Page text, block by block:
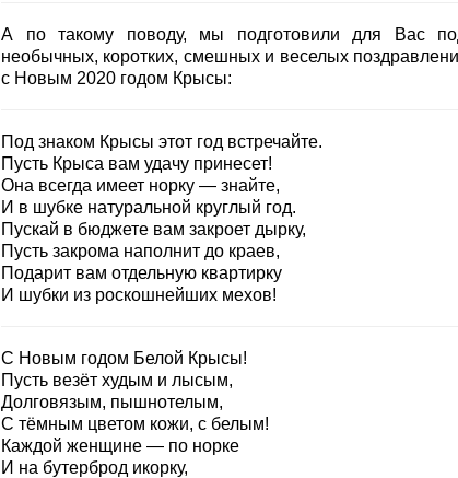
А по такому поводу, мы подготовили для Вас
необычных, коротких, смешных и веселых
с Новым 2020 годом Крысы:
Под знаком Крысы этот год встречайте.
Пусть Крыса вам удачу принесет!
Она всегда имеет норку — знайте,
И в шубке натуральной круглый год.
Пускай в бюджете вам закроет дырку,
Пусть закрома наполнит до краев,
Подарит вам отдельную квартирку
И шубки из роскошнейших мехов!
С Новым годом Белой Крысы!
Пусть везёт худым и лысым,
Долговязым, пышнотелым,
С тёмным цветом кожи, с белым!
Каждой женщине — по норке
И на бутерброд икорку,